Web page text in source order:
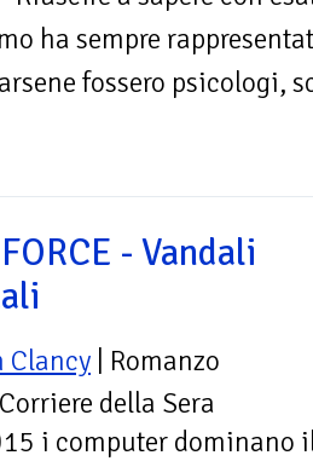
ha sempre
fossero psicologi,
- Vandali
Clancy | Romanzo
della Sera
i computer dominano